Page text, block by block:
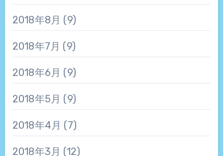
2018年8月 (9)
2018年7月 (9)
2018年6月 (9)
2018年5月 (9)
2018年4月 (7)
2018年3月 (12)